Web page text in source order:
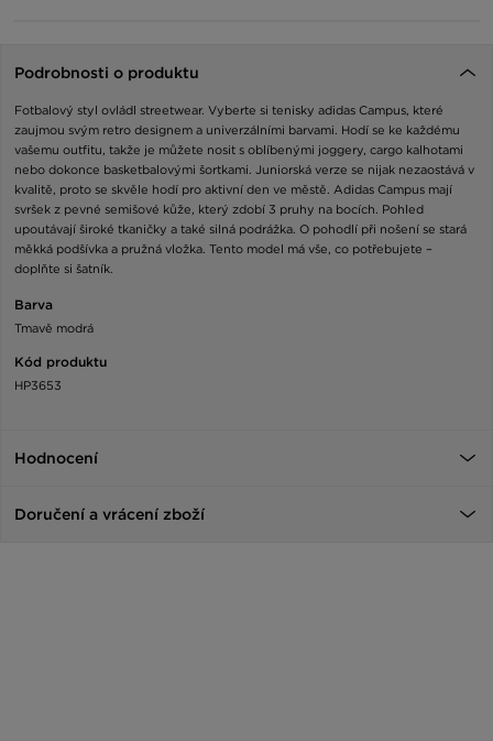
Podrobnosti o produktu
Fotbalový styl ovládl streetwear. Vyberte si tenisky adidas Campus, které
zaujmou svým retro designem a univerzálními barvami. Hodí se ke každému
vašemu outfitu, takže je můžete nosit s oblíbenými joggery, cargo kalhotami
nebo dokonce basketbalovými šortkami. Juniorská verze se nijak nezaostává v
kvalitě, proto se skvěle hodí pro aktivní den ve městě. Adidas Campus mají
svršek z pevné semišové kůže, který zdobí 3 pruhy na bocích. Pohled
upoutávají široké tkaničky a také silná podrážka. O pohodlí při nošení se stará
měkká podšívka a pružná vložka. Tento model má vše, co potřebujete –
doplňte si šatník.
Barva
Tmavě modrá
Kód produktu
HP3653
Hodnocení
Doručení a vrácení zboží